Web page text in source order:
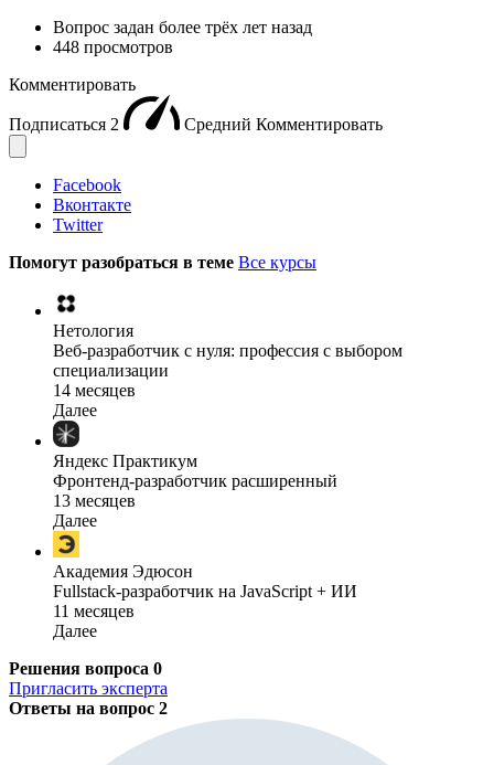
Вопрос задан более трёх лет назад
448 просмотров
Комментировать
Подписаться 2 Средний Комментировать
Facebook
Вконтакте
Twitter
Помогут разобраться в теме Все курсы
Нетология
Веб-разработчик с нуля: профессия с выбором
специализации
14 месяцев
Далее
Яндекс Практикум
Фронтенд-разработчик расширенный
13 месяцев
Далее
Академия Эдюсон
Fullstack-разработчик на JavaScript + ИИ
11 месяцев
Далее
Решения вопроса 0
Пригласить эксперта
Ответы на вопрос 2